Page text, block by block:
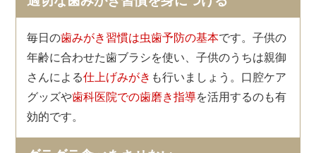
毎日の歯みがき習慣は虫歯予防の基本です。子供の
年齢に合わせた歯ブラシを使い、子供のうちは親御
さんによる仕上げみがき も行いましょう。口腔ケア
グッズや歯科医院での歯磨き指導を活用するのも有
効的です。